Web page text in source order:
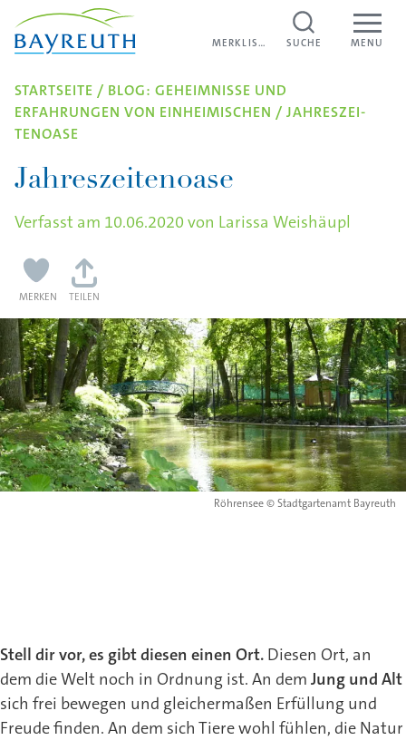
Direkt zum Inhalt
MENU
SUCHE
MERKLISTE
STARTSEITE / BLOG: GEHEIMNISSE UND
ERFAHRUNGEN VON EINHEIMISCHEN / JAHRES­ZEI­
TEN­OASE
Jahreszeitenoase
Verfasst am 10.06.2020 von Larissa Weishäupl
MERKEN TEILEN
Röhrensee © Stadtgartenamt Bayreuth
Stell dir vor, es gibt diesen einen Ort. Diesen Ort, an
dem die Welt noch in Ordnung ist. An dem Jung und Alt
sich frei bewegen und gleichermaßen Erfüllung und
Freude finden. An dem sich Tiere wohl fühlen, die Natur